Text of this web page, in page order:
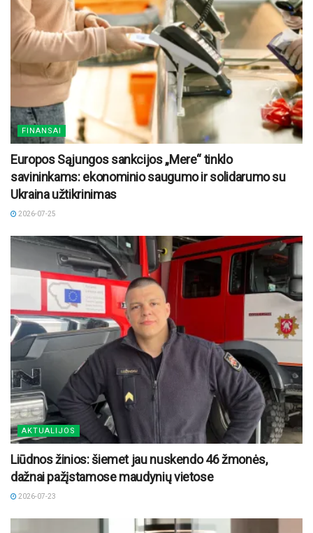
FINANSAI
Europos Sąjungos sankcijos „Mere“ tinklo
savininkams: ekonominio saugumo ir solidarumo su
Ukraina užtikrinimas
2026-07-25
AKTUALIJOS
Liūdnos žinios: šiemet jau nuskendo 46 žmonės,
dažnai pažįstamose maudynių vietose
2026-07-23